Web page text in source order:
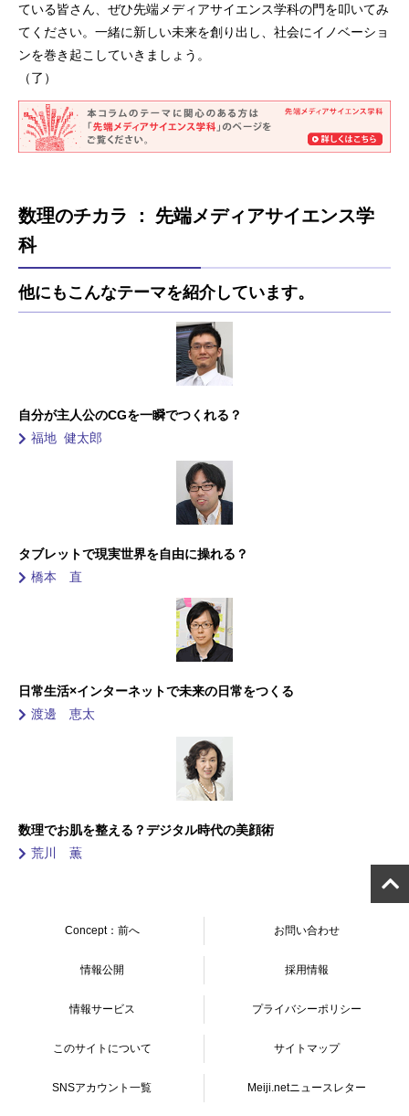
ている皆さん、ぜひ先端メディアサイエンス学科の門を叩いてみ
てください。一緒に新しい未来を創り出し、社会にイノベーショ
ンを巻き起こしていきましょう。
（了）
数理のチカラ ： 先端メディアサイエンス学
科
他にもこんなテーマを紹介しています。
自分が主人公のCGを一瞬でつくれる？
福地 健太郎
タブレットで現実世界を自由に操れる？
橋本 直
日常生活×インターネットで未来の日常をつくる
渡邊 恵太
数理でお肌を整える？デジタル時代の美顔術
荒川 薫
Concept：前へ お問い合わせ
情報公開 採用情報
情報サービス プライバシーポリシー
このサイトについて サイトマップ
SNSアカウント一覧 Meiji.netニュースレター